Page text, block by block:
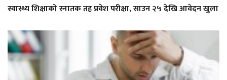
स्वास्थ्य शिक्षाको स्नातक तह प्रवेश परीक्षा, साउन २५ देखि आवेदन खुला